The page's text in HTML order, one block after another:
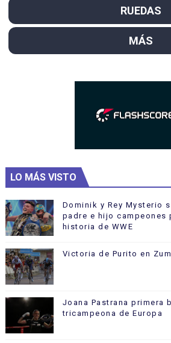
RUEDAS
MÁS
LO MÁS VISTO
Dominik y Rey Mysterio
padre e hijo campeones
historia de WWE
Victoria de Purito en
Joana Pastrana primera
tricampeona de Europa